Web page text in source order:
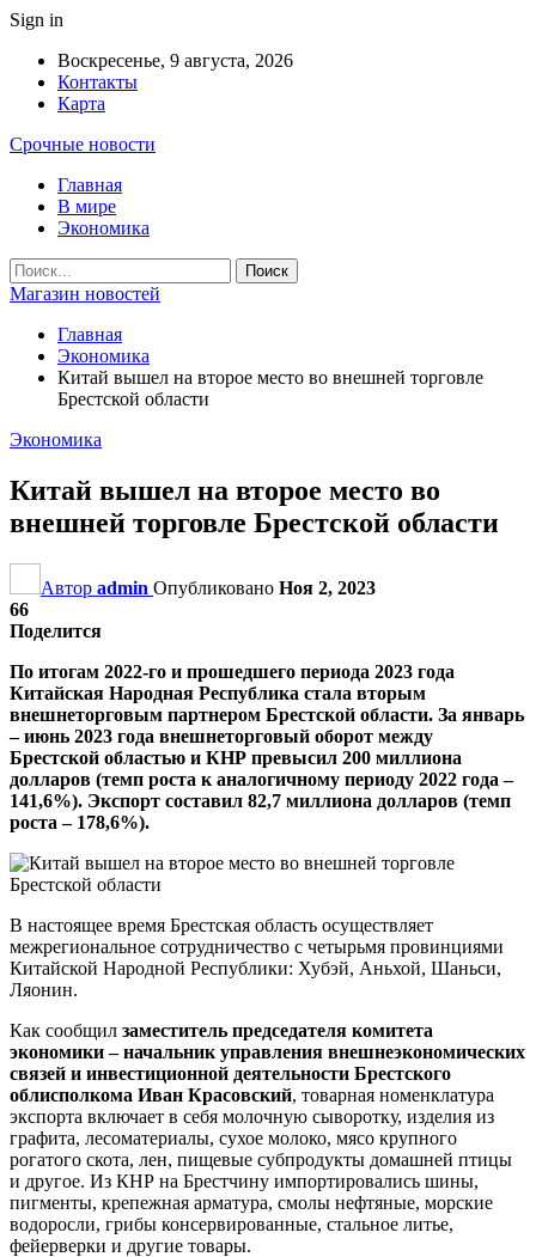
Sign in
Воскресенье, 9 августа, 2026
Контакты
Карта
Срочные новости
Главная
В мире
Экономика
Магазин новостей
Главная
Экономика
Китай вышел на второе место во внешней торговле
Брестской области
Экономика
Китай вышел на второе место во
внешней торговле Брестской области
Автор admin Опубликовано Ноя 2, 2023
66
Поделится
По итогам 2022-го и прошедшего периода 2023 года
Китайская Народная Республика стала вторым
внешнеторговым партнером Брестской области. За январь
– июнь 2023 года внешнеторговый оборот между
Брестской областью и КНР превысил 200 миллиона
долларов (темп роста к аналогичному периоду 2022 года –
141,6%). Экспорт составил 82,7 миллиона долларов (темп
роста – 178,6%).
В настоящее время Брестская область осуществляет
межрегиональное сотрудничество с четырьмя провинциями
Китайской Народной Республики: Хубэй, Аньхой, Шаньси,
Ляонин.
Как сообщил заместитель председателя комитета
экономики – начальник управления внешнеэкономических
связей и инвестиционной деятельности Брестского
облисполкома Иван Красовский, товарная номенклатура
экспорта включает в себя молочную сыворотку, изделия из
графита, лесоматериалы, сухое молоко, мясо крупного
рогатого скота, лен, пищевые субпродукты домашней птицы
и другое. Из КНР на Брестчину импортировались шины,
пигменты, крепежная арматура, смолы нефтяные, морские
водоросли, грибы консервированные, стальное литье,
фейерверки и другие товары.